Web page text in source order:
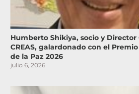
Humberto Shikiya, socio y
CREAS, galardonado con el
de la Paz 2026
julio 6, 2026